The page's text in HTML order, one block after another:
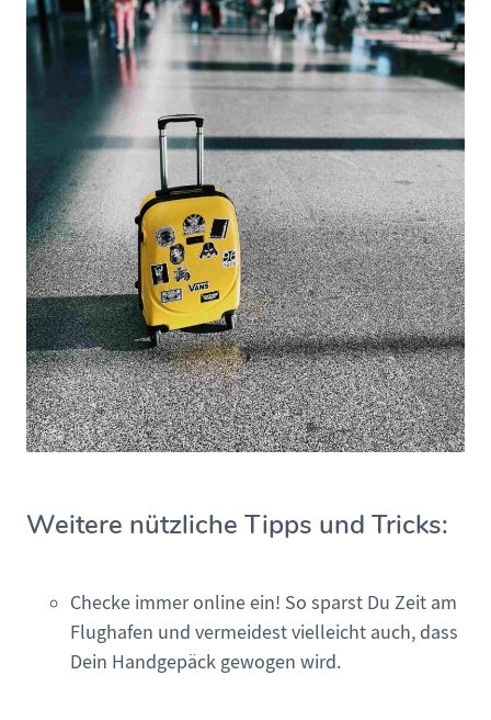
Weitere nützliche Tipps und Tricks:
Checke immer online ein! So sparst Du Zeit am
Flughafen und vermeidest vielleicht auch, dass
Dein Handgepäck gewogen wird.